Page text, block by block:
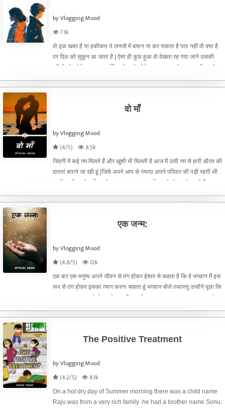
by Vlogging Mood
7.1k
वो इक खबर है या हकीकत ये लफ्जों में बयान ना कर सकता है पता नहीं वो क्या है
पर दिल को सुकून आ जाता है | ऐसा ही कुछ हुआ वो देखता रह गया जाने उसकी
आँखों को कोई भा सा गया हर्षित को जाने कोई अपना सा लगने लगा था बीएस वो
वो माँ
by Vlogging Mood
(4/5)
8.5k
जिंदगी में कई गम मिलते हैं और खुशी भी मिलती है आज मैं उसी गम से हारी औरत की
दास्तां बताने जा रही हूं |जिसे अपने आप से ज्यादा अपने परिवार की पड़ी रहती थी
पर फिर भी उसके परिवार के कुछ सदस्य उस पर चिल्लाते तो आओ चलते हैं उस
एक जन्म:
by Vlogging Mood
(4.8/5)
12k
एक बार एक मनुष्य अपने जीवन से तंग होकर ईश्वर से कहता है कि हे भगवान मैं इस
रूप से तंग होकर इसका त्याग करना चाहता हूं भगवान बोले तथास्तु उन्होंने पूछा कि
तुम क्या बनना चाहते हो उसने कहा मैं एक तोता बन कर डाल पर रहना चाहता हूं
The Positive Treatment
by Vlogging Mood
(4.2/5)
8.1k
On a hot dry day of Summer morning there was a child name
Raju was from a very rich family .he had a brother name Sonu.